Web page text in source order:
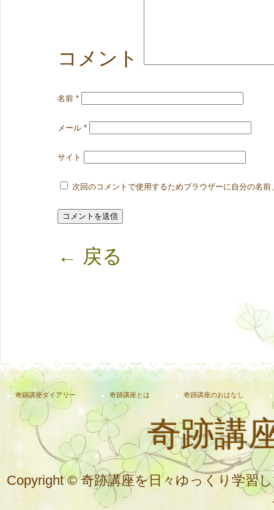
コメント
名前 *
メール *
サイト
次回のコメントで使用するためブラウザーに自分の名
← 戻る
奇跡講座ダイアリー 奇跡講座とは 奇跡講座のおはなし
奇跡講
Copyright © 奇跡講座を日々ゆっくり学習